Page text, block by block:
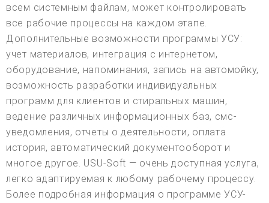
всем системным файлам, может контролировать
все рабочие процессы на каждом этапе.
Дополнительные возможности программы УСУ:
учет материалов, интеграция с интернетом,
оборудование, напоминания, запись на автомойку,
возможность разработки индивидуальных
программ для клиентов и стиральных машин,
ведение различных информационных баз, смс-
уведомления, отчеты о деятельности, оплата
история, автоматический документооборот и
многое другое. USU-Soft — очень доступная услуга,
легко адаптируемая к любому рабочему процессу.
Более подробная информация о программе УСУ-